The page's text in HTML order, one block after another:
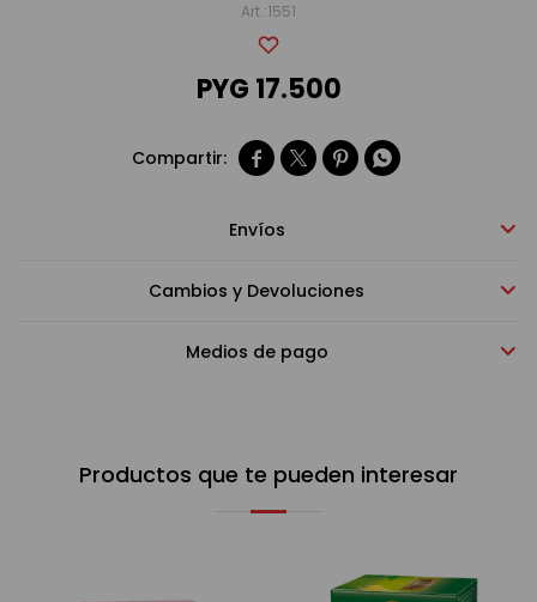
1551
PYG 17.500
   
Envíos
Cambios y Devoluciones
Medios de pago
Productos que te pueden interesar
Accesorios y regalos
Promociones